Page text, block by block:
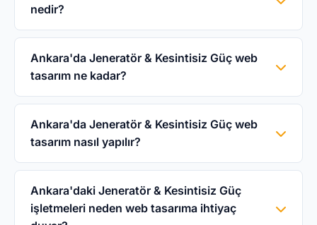
nedir?
WebHazır'da Jeneratör & Kesintisiz Güç web
sitesi 5.000₺ tek seferliktir. Domain, hosting,
SSL ve sektöre özel tasarım dahildir. İkinci
yıldan itibaren yıllık 1.500₺ bakım ücreti
Ankara'da Jeneratör & Kesintisiz Güç web
tasarım ne kadar?
WebHazır ile Ankara'da Jeneratör & Kesintisiz
Güç web sitesi 5.000₺ tek seferlik. Domain,
hosting, SSL ve sektöre özel tasarım dahil. Aylık
abonelik yok, gizli ücret yok.
Ankara'da Jeneratör & Kesintisiz Güç web
tasarım nasıl yapılır?
WhatsApp'tan veya telefonla 0542 114 64 64
numarasından ulaşın, işletme bilgilerinizi
paylaşın. 3 iş günü içinde Ankara'daki
Ankara'daki Jeneratör & Kesintisiz Güç
işletmeleri neden web tasarıma ihtiyaç